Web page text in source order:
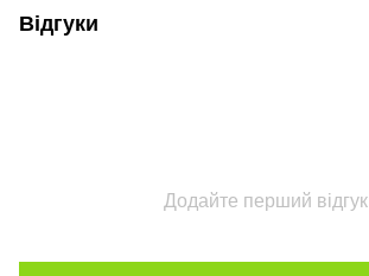
Відгуки
Додайте перший відгук